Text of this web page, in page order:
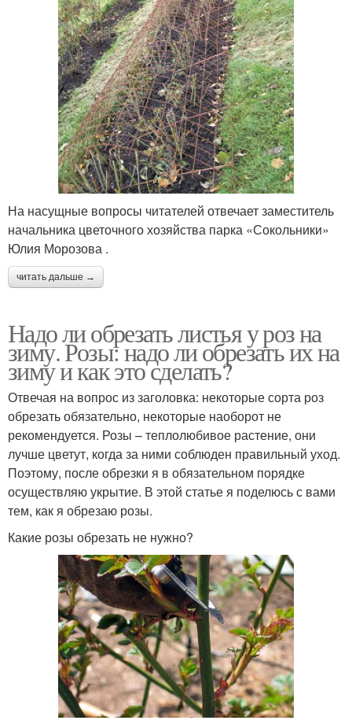
На насущные вопросы читателей отвечает заместитель
начальника цветочного хозяйства парка «Сокольники»
Юлия Морозова .
читать дальше →
Надо ли обрезать листья у роз на
зиму. Розы: надо ли обрезать их на
зиму и как это сделать?
Отвечая на вопрос из заголовка: некоторые сорта роз
обрезать обязательно, некоторые наоборот не
рекомендуется. Розы – теплолюбивое растение, они
лучше цветут, когда за ними соблюден правильный уход.
Поэтому, после обрезки я в обязательном порядке
осуществляю укрытие. В этой статье я поделюсь с вами
тем, как я обрезаю розы.
Какие розы обрезать не нужно?